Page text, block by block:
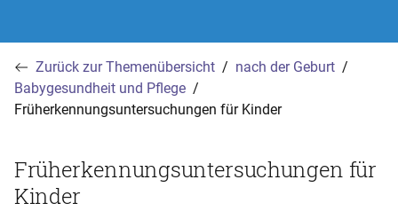
Zurück zur Themenübersicht
nach der Geburt
Babygesundheit und Pflege
Früherkennungsuntersuchungen für Kinder
Früherkennungsuntersuchungen für
Kinder
Artikel hören